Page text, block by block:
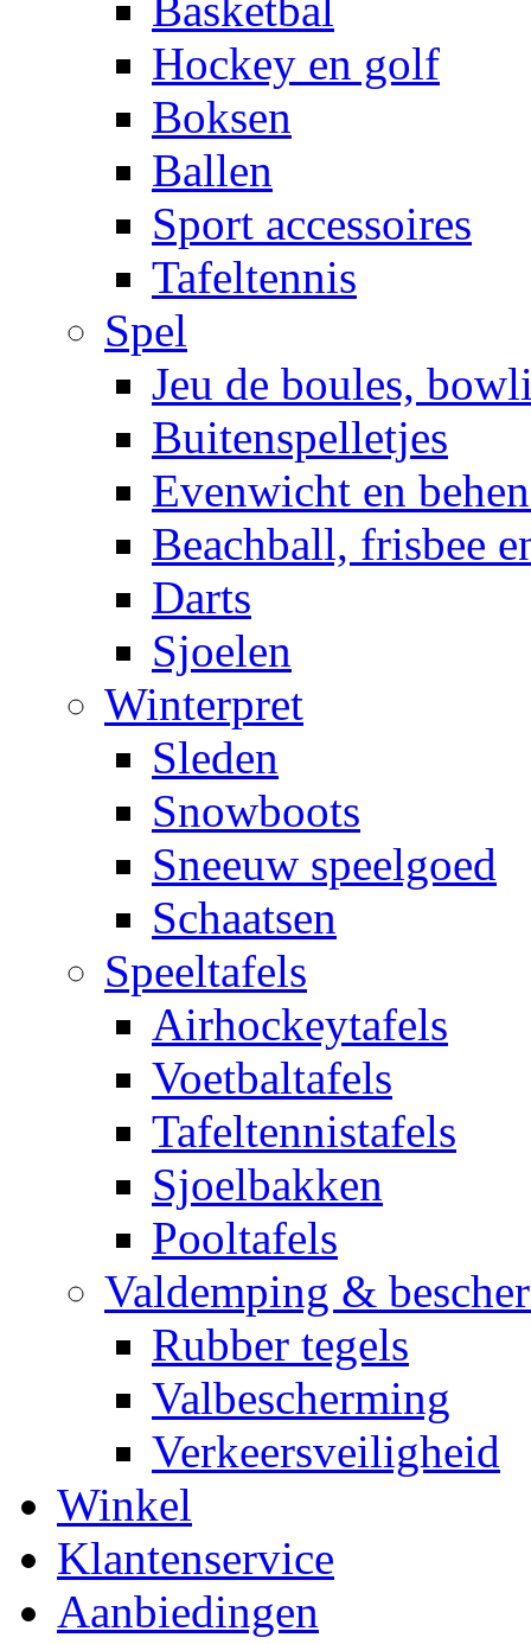
Hockey en golf
Boksen
Ballen
Sport accessoires
Tafeltennis
Spel
Jeu de boules,
Buitenspelletjes
Evenwicht en
Beachball, frisbee
Darts
Sjoelen
Winterpret
Sleden
Snowboots
Sneeuw speelgoed
Schaatsen
Speeltafels
Airhockeytafels
Voetbaltafels
Tafeltennistafels
Sjoelbakken
Pooltafels
Valdemping &
Rubber tegels
Valbescherming
Verkeersveiligheid
Winkel
Klantenservice
Aanbiedingen